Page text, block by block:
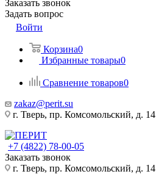
Заказать звонок
Задать вопрос
Войти
Корзина0
Избранные товары0
Сравнение товаров0
zakaz@perit.su
г. Тверь, пр. Комсомольский, д. 14
+7 (4822) 78-00-05
Заказать звонок
г. Тверь, пр. Комсомольский, д. 14